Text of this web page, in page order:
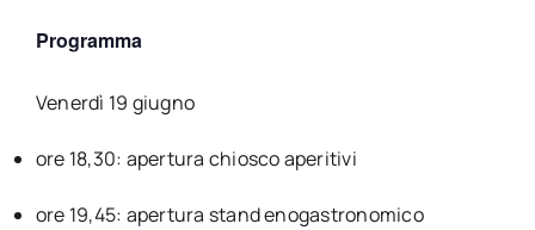
Programma
Venerdì 19 giugno
ore 18,30: apertura chiosco aperitivi
ore 19,45: apertura stand enogastronomico